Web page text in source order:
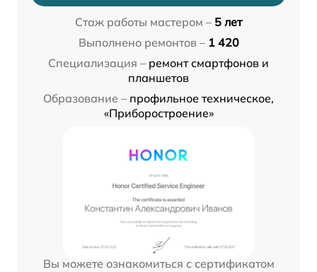
Стаж работы мастером – 5 лет
Выполнено ремонтов – 1 420
Специализация – ремонт смартфонов и
планшетов
Образование – профильное техническое,
«Приборостроение»
Вы можете ознакомиться с сертификатом